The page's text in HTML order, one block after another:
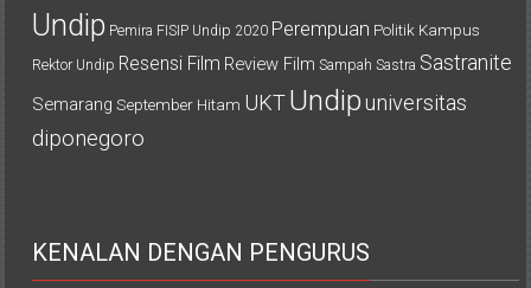
Undip Pemira FISIP Undip 2020 Perempuan Politik Kampus
Rektor Undip Resensi Film Review Film Sampah Sastra Sastranite
Semarang September Hitam UKTUndip universitas
diponegoro
KENALAN DENGAN PENGURUS